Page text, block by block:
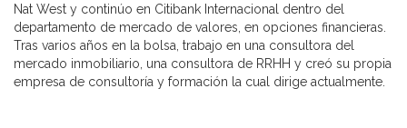
Nat West y continúo en Citibank Internacional dentro del
departamento de mercado de valores, en opciones financieras.
Tras varios años en la bolsa, trabajo en una consultora del
mercado inmobiliario, una consultora de RRHH y creó su propia
empresa de consultoría y formación la cual dirige actualmente.